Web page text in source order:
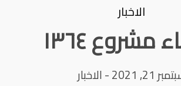
الاخبار
مشروع ١٣٦٤
21, 2021
-الاخبار